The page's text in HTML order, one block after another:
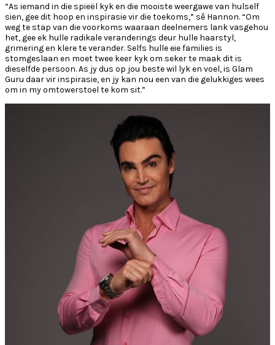
“As iemand in die spieël kyk en die mooiste weergawe van hulself
sien, gee dit hoop en inspirasie vir die toekoms,” sê Hannon. “Om
weg te stap van die voorkoms waaraan deelnemers lank vasgehou
het, gee ek hulle radikale veranderings deur hulle haarstyl,
grimering en klere te verander. Selfs hulle eie families is
stomgeslaan en moet twee keer kyk om seker te maak dit is
dieselfde persoon. As jy dus op jou beste wil lyk en voel, is Glam
Guru daar vir inspirasie, en jy kan nou een van die gelukkiges wees
om in my omtowerstoel te kom sit.”